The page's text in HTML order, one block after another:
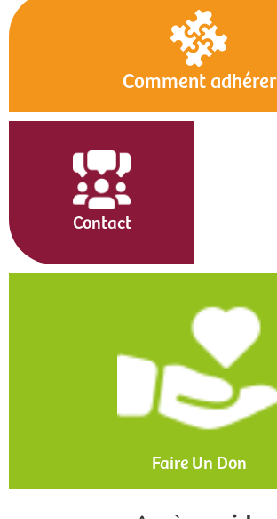
Comment adhérer
Contact
Faire Un Don